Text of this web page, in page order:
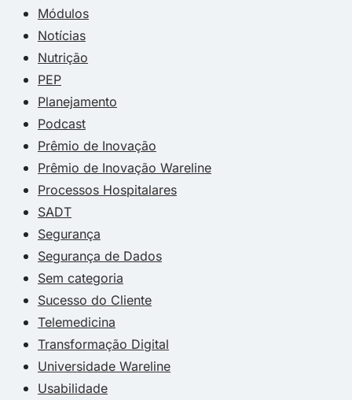
Módulos
Notícias
Nutrição
PEP
Planejamento
Podcast
Prêmio de Inovação
Prêmio de Inovação Wareline
Processos Hospitalares
SADT
Segurança
Segurança de Dados
Sem categoria
Sucesso do Cliente
Telemedicina
Transformação Digital
Universidade Wareline
Usabilidade